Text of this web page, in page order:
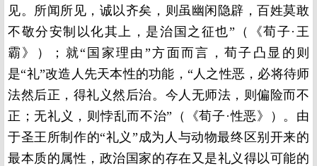
见。所闻所见，诚以齐矣，则虽幽闲隐辟，百姓莫敢
不敬分安制以化其上，是治国之征也”（《荀子·王
霸》）；就“国家理由”方面而言，荀子凸显的则
是“礼”改造人先天本性的功能，“人之性恶，必将待师
法然后正，得礼义然后治。今人无师法，则偏险而不
正；无礼义，则悖乱而不治”（《荀子·性恶》）。由
于圣王所制作的“礼义”成为人与动物最终区别开来的
最本质的属性，政治国家的存在又是礼义得以可能的